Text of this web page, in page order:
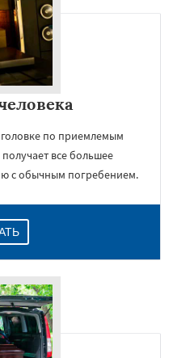
по приемлемым
все большее
с обычным погребением.